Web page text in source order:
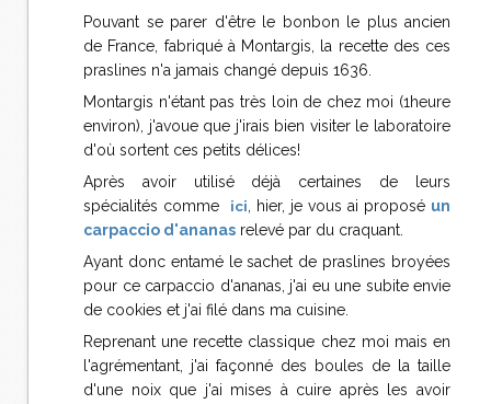
Pouvant se parer d'être le bonbon le plus ancien
de France, fabriqué à Montargis, la recette des ces
praslines n'a jamais changé depuis 1636.
Montargis n'étant pas très loin de chez moi (1heure
environ), j'avoue que j'irais bien visiter le laboratoire
d'où sortent ces petits délices!
Après avoir utilisé déjà certaines de leurs
spécialités comme
ici , hier, je vous ai proposé un
carpaccio d'ananas relevé par du craquant.
Ayant donc entamé le sachet de praslines broyées
pour ce carpaccio d'ananas, j'ai eu une subite envie
de cookies et j'ai filé dans ma cuisine.
Reprenant une recette classique chez moi mais en
l'agrémentant, j'ai façonné des boules de la taille
d'une noix que j'ai mises à cuire après les avoir